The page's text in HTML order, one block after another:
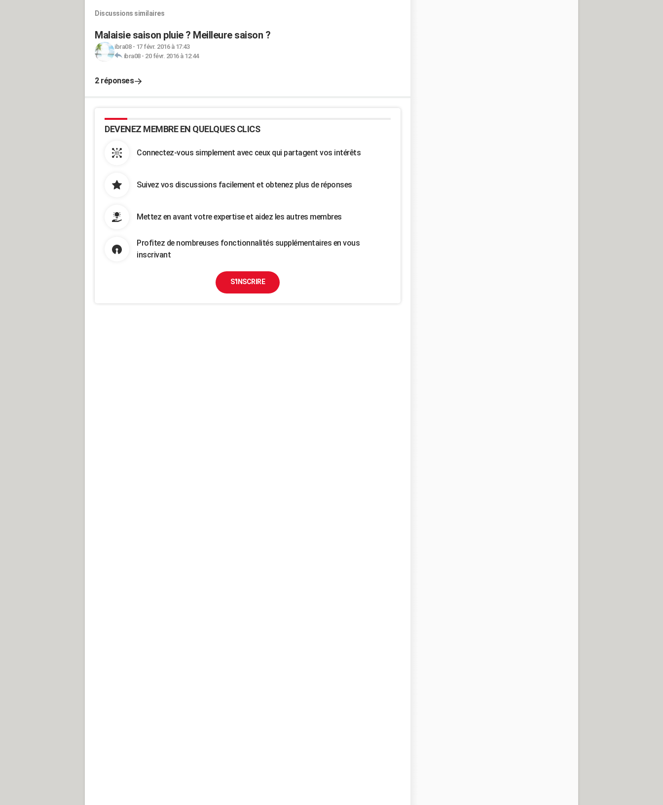
Discussions similaires
Malaisie saison pluie ? Meilleure saison ?
ibra08- 17 févr. 2016 à 17:43
ibra08- 20 févr. 2016 à 12:44
2 réponses
DEVENEZ MEMBRE EN QUELQUES CLICS
Connectez-vous simplement avec ceux qui partagent vos intérêts
Suivez vos discussions facilement et obtenez plus de réponses
Mettez en avant votre expertise et aidez les autres membres
Profitez de nombreuses fonctionnalités supplémentaires en vous
inscrivant
S'INSCRIRE